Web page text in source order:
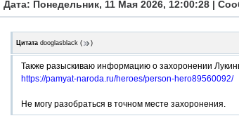
Дата: Понедельник, 11 Мая 2026, 12:00:28 |
Цитата dooglasblack ( )
Также разыскиваю информацию о захоронении
https://pamyat-naroda.ru/heroes/person-hero89560092/
Не могу разобраться в точном месте захоронения.